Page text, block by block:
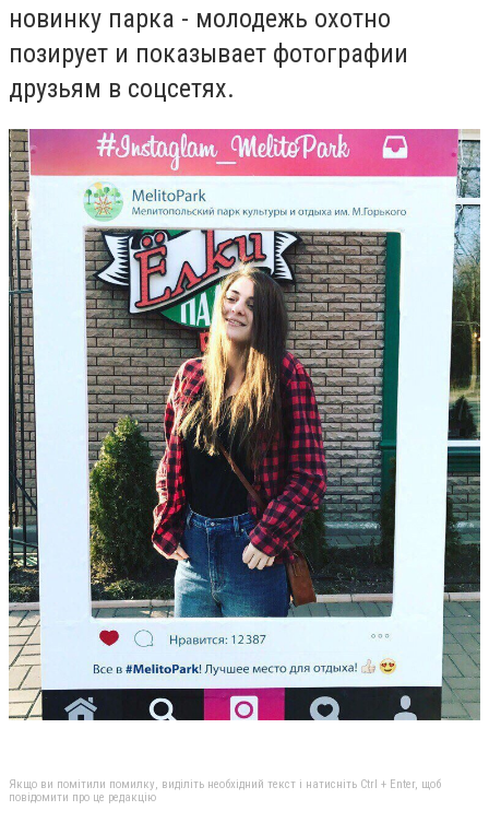
новинку парка - молодежь охотно
позирует и показывает фотографии
друзьям в соцсетях.
Якщо ви помітили помилку, виділіть необхідний текст і натисніть Ctrl + Enter, щоб
повідомити про це редакцію